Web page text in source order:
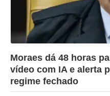
?>
Moraes dá 48 horas
vídeo com IA e alerta
regime fechado